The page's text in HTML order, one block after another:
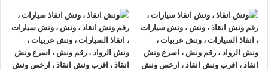
ونش انقاذ سيارات الروادلأنقاذ السيارات اسرع و ارخصونش انقاذ
سيارات في اسيوطبخصم 50% اتصل بنا الان ليصلك
اقرب ونش
انقاذ سيارات في اسيوطهناك العديد من الظروف الطارئة التي قد
تحدث لنا اثناء القيادة علي الطريق فمن الممكن ان تتعرض لحادث